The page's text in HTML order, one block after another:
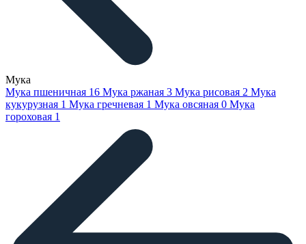
Мука
Мука пшеничная 16 Мука ржаная 3 Мука рисовая 2 Мука
кукурузная 1 Мука гречневая 1 Мука овсяная 0 Мука
гороховая 1